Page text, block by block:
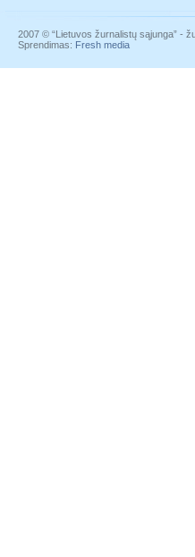
2007 © “Lietuvos žurnalistų sąjunga” -
Sprendimas: Fresh media